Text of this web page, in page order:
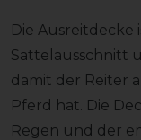
Die Ausreitdecke
Sattelausschnitt
damit der Reiter
Pferd hat. Die
Regen und der